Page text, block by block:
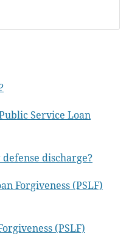
Service Loan
discharge?
Forgiveness (PSLF)
(PSLF)